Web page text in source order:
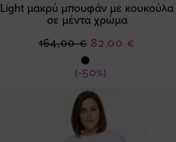
Light μακρύ μπουφάν με κουκούλα
σε μέντα χρώμα
(-50%)
Ειδική
82,00 €
164,00 €